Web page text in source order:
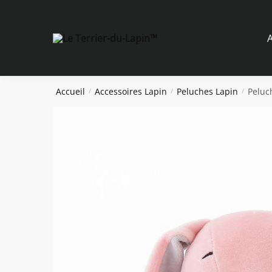
Accueil / Accessoires Lapin / Peluches Lapin /